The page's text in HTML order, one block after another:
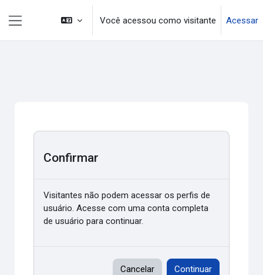
Ir para o conteúdo principal
Você acessou como visitante Acessar
Confirmar
Visitantes não podem acessar os perfis de
usuário. Acesse com uma conta completa
de usuário para continuar.
Cancelar Continuar